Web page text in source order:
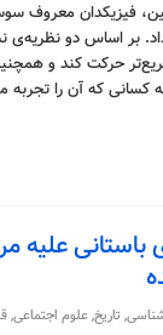
فیزیکدان معروف
داد. بر اساس دو
حرکت کند و
کسانی که آن را
علیه
, تاریخ,علوم اجتماعی,